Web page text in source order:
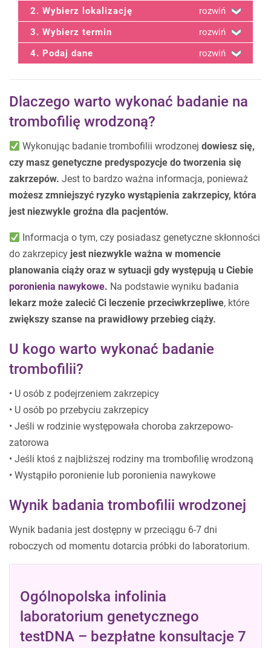
2. Wybierz lokalizację
rozwiń
3. Wybierz termin
rozwiń
4. Podaj dane
rozwiń
Dlaczego warto wykonać badanie na
trombofilię wrodzoną?
Wykonując badanie trombofilii wrodzonejdowiesz się,
czy masz genetyczne predyspozycje do tworzenia się
zakrzepów. Jest to bardzo ważna informacja, ponieważ
możesz zmniejszyć ryzyko wystąpienia zakrzepicy, która
jest niezwykle groźna dla pacjentów.
Informacja o tym, czy posiadasz genetyczne skłonności
do zakrzepicy jest niezwykle ważna w momencie
planowania ciąży oraz w sytuacji gdy występują u Ciebie
poronienia nawykowe. Na podstawie wyniku badania
lekarz może zalecić Ci leczenie przeciwkrzepliwe, które
zwiększy szanse na prawidłowy przebieg ciąży.
U kogo warto wykonać badanie
trombofilii?
• U osób z podejrzeniem zakrzepicy
• U osób po przebyciu zakrzepicy
• Jeśli w rodzinie występowała choroba zakrzepowo-
zatorowa
• Jeśli ktoś z najbliższej rodziny ma trombofilię wrodzoną
• Wystąpiło poronienie lub poronienia nawykowe
Wynik badania trombofilii wrodzonej
Wynik badania jest dostępny w przeciągu 6-7 dni
roboczych od momentu dotarcia próbki do laboratorium.
Ogólnopolska infolinia
laboratorium genetycznego
testDNA – bezpłatne konsultacje 7